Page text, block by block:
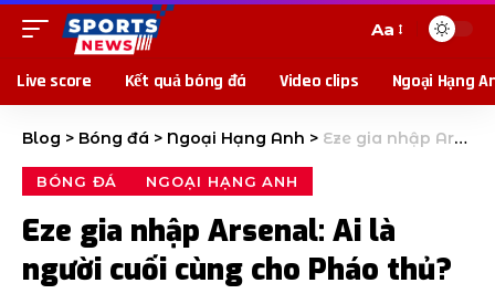
Aa
Live score Kết quả bóng đá Video clips Ngoại Hạng
Blog > Bóng đá > Ngoại Hạng Anh > Eze gia nhập Arsenal: Ai là người cuối cùng cho Pháo thủ?
BÓNG ĐÁ NGOẠI HẠNG ANH
Eze gia nhập Arsenal: Ai là
người cuối cùng cho Pháo thủ?